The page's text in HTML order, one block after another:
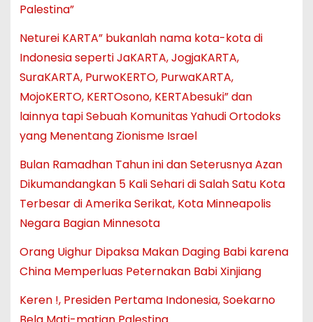
Palestina”
Neturei KARTA” bukanlah nama kota-kota di
Indonesia seperti JaKARTA, JogjaKARTA,
SuraKARTA, PurwoKERTO, PurwaKARTA,
MojoKERTO, KERTOsono, KERTAbesuki” dan
lainnya tapi Sebuah Komunitas Yahudi Ortodoks
yang Menentang Zionisme Israel
Bulan Ramadhan Tahun ini dan Seterusnya Azan
Dikumandangkan 5 Kali Sehari di Salah Satu Kota
Terbesar di Amerika Serikat, Kota Minneapolis
Negara Bagian Minnesota
Orang Uighur Dipaksa Makan Daging Babi karena
China Memperluas Peternakan Babi Xinjiang
Keren !, Presiden Pertama Indonesia, Soekarno